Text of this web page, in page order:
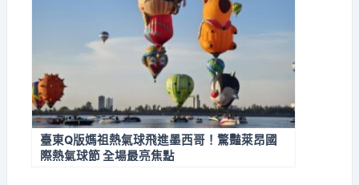
臺東Q版媽祖熱氣球飛進墨西哥！驚豔萊昂國
際熱氣球節 全場最亮焦點